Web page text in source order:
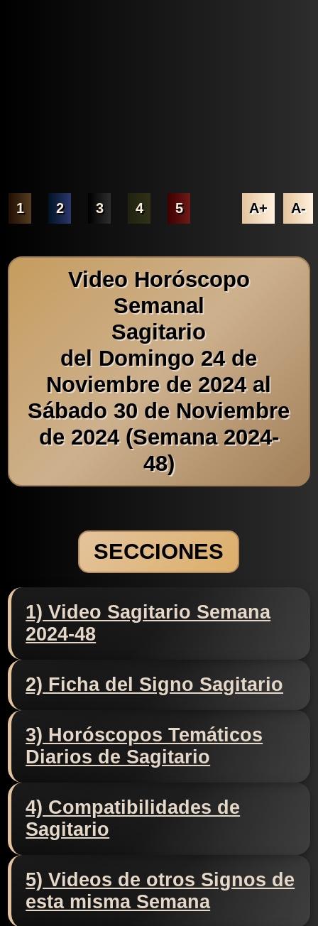
1 2 3 4 5 A+ A-
Video Horóscopo
Semanal
Sagitario
del Domingo 24 de
Noviembre de 2024 al
Sábado 30 de Noviembre
de 2024 (Semana 2024-
48)
SECCIONES
1) Video Sagitario Semana
2024-48
2) Ficha del Signo Sagitario
3) Horóscopos Temáticos
Diarios de Sagitario
4) Compatibilidades de
Sagitario
5) Videos de otros Signos de
esta misma Semana